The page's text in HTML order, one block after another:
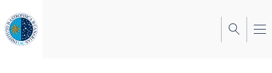
al
contenido
principal